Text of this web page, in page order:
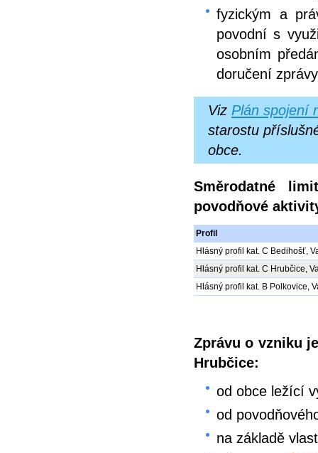
fyzickým a
povodní s
osobním
doručení
Viz Plán spojení
starostu
obce.
Směrodatné
povodňové
Profil
Hlásný profil kat. C Bedihošť,
Hlásný profil kat. C Hrubčice,
Hlásný profil kat. B Polkovice,
Zprávu o vzniku
Hrubčice:
od obce ležící
od
na základě